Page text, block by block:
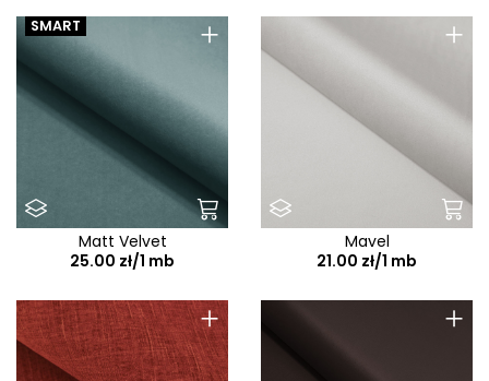
+
SMART
Matt Velvet
25.00 zł/1 mb
+
Mavel
21.00 zł/1 mb
+ +